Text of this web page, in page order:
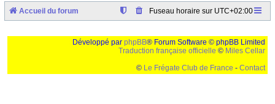
Accueil du forum Fuseau horaire sur UTC+02:00
Développé par phpBB® Forum Software © phpBB Limited
Traduction française officielle © Miles Cellar
© Le Frégate Club de France - Contact